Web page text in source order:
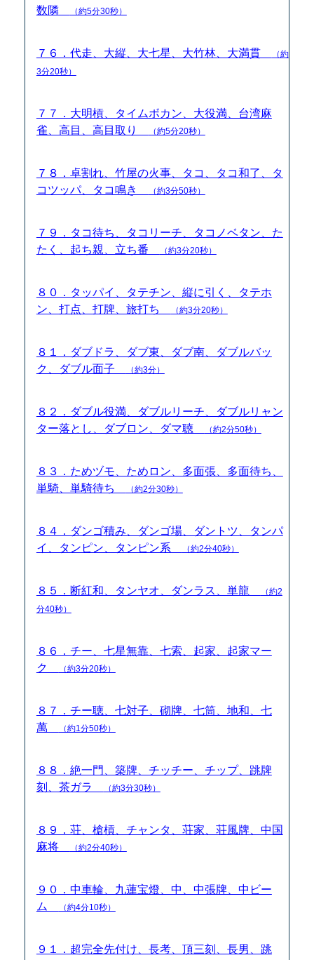
数隣
（約5分30秒）
７６．代走、大縦、大七星、大竹林、大満貫
（約
3分20秒）
７７．大明槓、タイムボカン、大役満、台湾麻
雀、高目、高目取り
（約5分20秒）
７８．卓割れ、竹屋の火事、タコ、タコ和了、タ
コツッパ、タコ鳴き
（約3分50秒）
７９．タコ待ち、タコリーチ、タコノベタン、た
たく、起ち親、立ち番
（約3分20秒）
８０．タッパイ、タテチン、縦に引く、タテホ
ン、打点、打牌、旅打ち
（約3分20秒）
８１．ダブドラ、ダブ東、ダブ南、ダブルバッ
ク、ダブル面子
（約3分）
８２．ダブル役満、ダブルリーチ、ダブルリャン
ター落とし、ダブロン、ダマ聴
（約2分50秒）
８３．ためヅモ、ためロン、多面張、多面待ち、
単騎、単騎待ち
（約2分30秒）
８４．ダンゴ積み、ダンゴ場、ダントツ、タンパ
イ、タンピン、タンピン系
（約2分40秒）
８５．断紅和、タンヤオ、ダンラス、単龍
（約2
分40秒）
８６．チー、七星無靠、七索、起家、起家マー
ク
（約3分20秒）
８７．チー聴、七対子、砌牌、七筒、地和、七
萬
（約1分50秒）
８８．絶一門、築牌、チッチー、チップ、跳牌
刻、茶ガラ
（約3分30秒）
８９．荘、槍槓、チャンタ、荘家、荘風牌、中国
麻将
（約2分40秒）
９０．中車輪、九蓮宝燈、中、中張牌、中ビー
ム
（約4分10秒）
９１．超完全先付け、長考、頂三刻、長男、跳